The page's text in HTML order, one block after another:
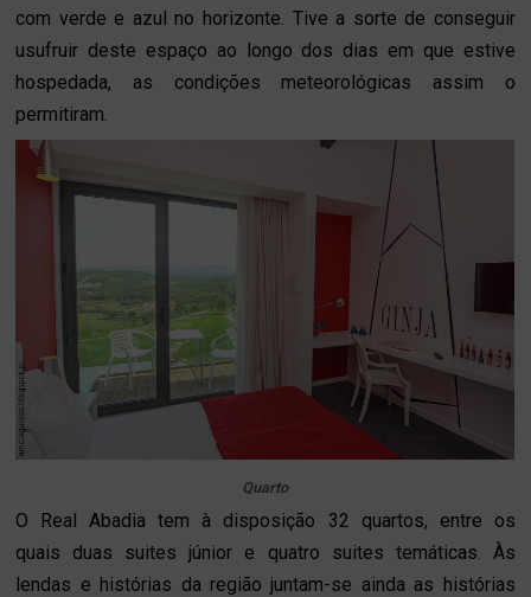
com verde e azul no horizonte. Tive a sorte de conseguir
usufruir deste espaço ao longo dos dias em que estive
hospedada, as condições meteorológicas assim o
permitiram.
Quarto
O Real Abadia tem à disposição 32 quartos, entre os
quais duas suites júnior e quatro suites temáticas. Às
lendas e histórias da região juntam-se ainda as histórias